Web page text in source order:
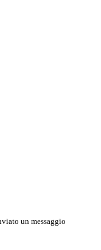
un messaggio